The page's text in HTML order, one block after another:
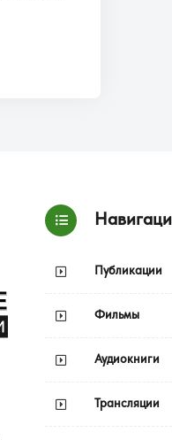
Публикации
Фильмы
Аудиокниги
Трансляции